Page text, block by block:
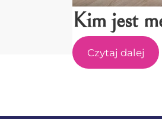
Kim jest
Czytaj dalej